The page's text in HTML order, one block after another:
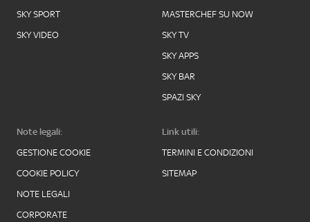
SKY SPORT
SKY VIDEO
MASTERCHEF SU NOW
SKY TV
SKY APPS
SKY BAR
SPAZI SKY
Note legali:
GESTIONE COOKIE
COOKIE POLICY
NOTE LEGALI
CORPORATE
Link utili:
TERMINI E CONDIZIONI
SITEMAP